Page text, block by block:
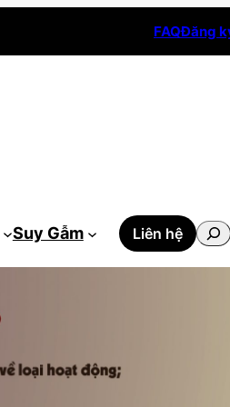
FAQĐăng
Suy Gẫm Liên hệ
Tìm
kiếm